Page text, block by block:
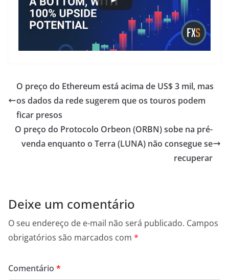
O preço do Ethereum está acima de US$ 3 mil, mas
os dados da rede sugerem que os touros podem
ficar presos
O preço do Protocolo Orbeon (ORBN) sobe na pré-
venda enquanto o Terra (LUNA) não consegue se
recuperar
Deixe um comentário
O seu endereço de e-mail não será publicado. Campos
obrigatórios são marcados com *
Comentário *